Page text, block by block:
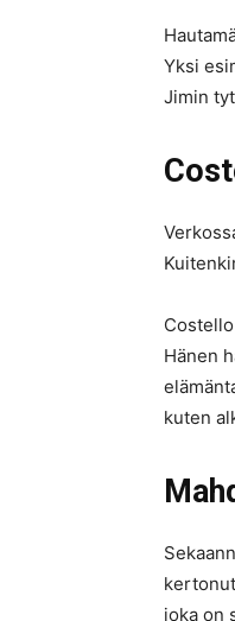
Yksi
Jimin
Hänen
kuten
joka on